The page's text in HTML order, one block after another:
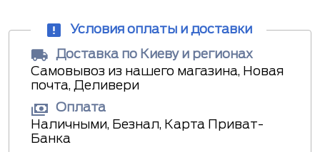
Условия оплаты и доставки
Доставка по Киеву и регионах
Самовывоз из нашего магазина, Новая
почта, Деливери
Оплата
Наличными, Безнал, Карта Приват-
Банка